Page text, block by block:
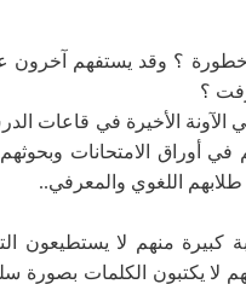
خطورة ؟ وقد يستفهم آخرون
؟
الأخيرة في قاعات
في أوراق الامتحانات
اللغوي والمعرفي..
منهم لا يستطيعون
لا يكتبون الكلمات